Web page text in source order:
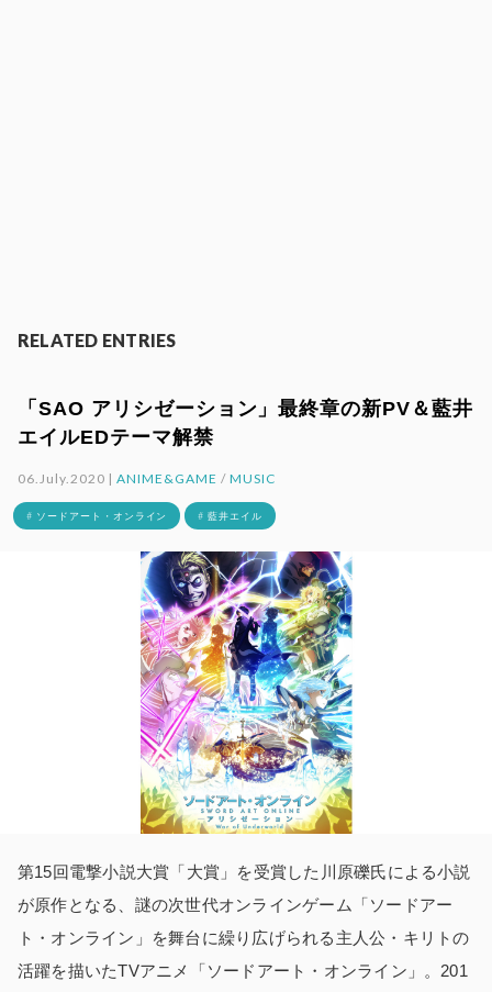
RELATED ENTRIES
「SAO アリシゼーション」最終章の新PV＆藍井
エイルEDテーマ解禁
06.July.2020 |ANIME&GAME / MUSIC
# ソードアート・オンライン # 藍井エイル
第15回電撃小説大賞「大賞」を受賞した川原礫氏による小説
が原作となる、謎の次世代オンラインゲーム「ソードアー
ト・オンライン」を舞台に繰り広げられる主人公・キリトの
活躍を描いたTVアニメ「ソードアート・オンライン」。201